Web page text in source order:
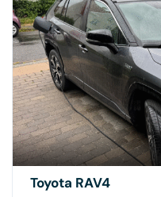
Toyota RAV4